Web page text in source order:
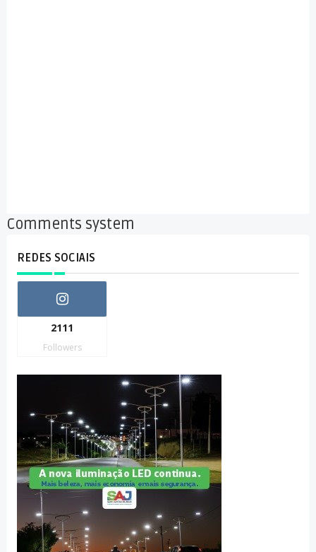
Comments system
REDES SOCIAIS
2111
Followers